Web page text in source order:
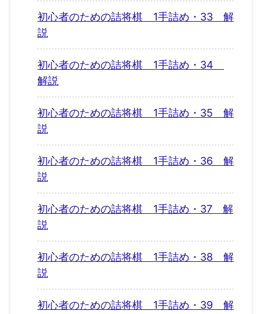
初心者のための詰将棋 1手詰め・33 解
説
初心者のための詰将棋 1手詰め・34
解説
初心者のための詰将棋 1手詰め・35 解
説
初心者のための詰将棋 1手詰め・36 解
説
初心者のための詰将棋 1手詰め・37 解
説
初心者のための詰将棋 1手詰め・38 解
説
初心者のための詰将棋 1手詰め・39 解